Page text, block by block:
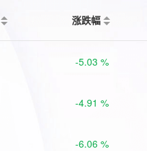
涨跌幅
-5.03 %
-4.91 %
-6.06 %